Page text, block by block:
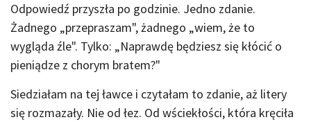
Odpowiedź przyszła po godzinie. Jedno zdanie.
Żadnego „przepraszam", żadnego „wiem, że to
wygląda źle". Tylko: „Naprawdę będziesz się kłócić o
pieniądze z chorym bratem?"
Siedziałam na tej ławce i czytałam to zdanie, aż litery
się rozmazały. Nie od łez. Od wściekłości, która kręciła